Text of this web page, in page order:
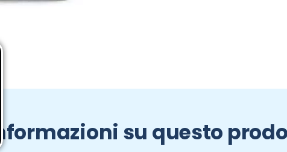
Informazioni su questo